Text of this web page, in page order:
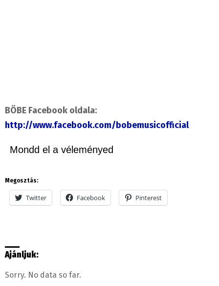
BÖBE Facebook oldala:
http://www.facebook.com/bobemusicofficial
Mondd el a véleményed
Megosztás:
Twitter Facebook Pinterest
Ajánljuk:
Sorry. No data so far.